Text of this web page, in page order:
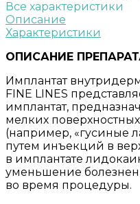
Все характеристики
Описание
Характеристики
ОПИСАНИЕ
Имплантат
FINE LINES
имплантат,
мелких
(например, «гусиные
путем инъекций в
в имплантате
уменьшение
во время процедуры.